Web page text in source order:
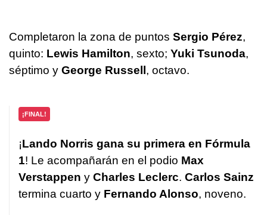
Completaron la zona de puntos Sergio Pérez,
quinto: Lewis Hamilton, sexto; Yuki Tsunoda,
séptimo y George Russell, octavo.
¡FINAL!
¡Lando Norris gana su primera en Fórmula
1! Le acompañarán en el podio Max
Verstappen y Charles Leclerc. Carlos Sainz
termina cuarto y Fernando Alonso, noveno.